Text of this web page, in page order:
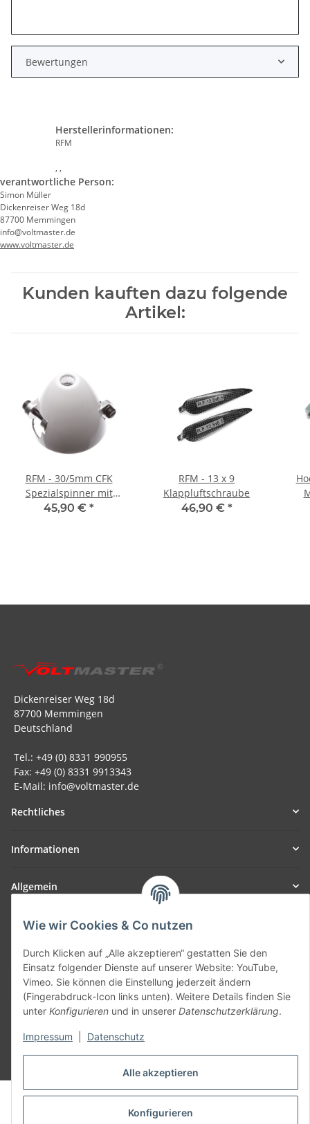
Alle akzeptieren
Konfigurieren
Wie wir Cookies & Co nutzen
Durch Klicken auf „Alle akzeptieren“ gestatten Sie den
Einsatz folgender Dienste auf unserer Website: YouTube,
Vimeo. Sie können die Einstellung jederzeit ändern
(Fingerabdruck-Icon links unten). Weitere Details finden Sie
unter Konfigurieren und in unserer Datenschutzerklärung.
Impressum Datenschutz
Bewertungen
Herstellerinformationen:
RFM
, ,
verantwortliche Person:
Simon Müller
Dickenreiser Weg 18d
87700 Memmingen
info@voltmaster.de
www.voltmaster.de
Kunden kauften dazu folgende
Artikel:
RFM - 30/5mm CFK
Spezialspinner mit
Mittelteil mit Kühlung 0°
45,90 € *
RFM - 13 x 9
Klappluftschraube
46,90 € *
Dickenreiser Weg 18d
87700 Memmingen
Deutschland
Tel.: +49 (0) 8331 990955
Fax: +49 (0) 8331 9913343
E-Mail: info@voltmaster.de
Rechtliches
Informationen
Allgemein
Teil unseres Netzwerks:
Vertrag widerrufen
© voltmaster.de
Powered byJTL-Shop